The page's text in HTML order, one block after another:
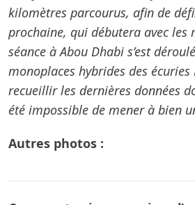
kilomètres parcourus, afin de
prochaine, qui débutera avec les
séance à Abou Dhabi s’est
monoplaces hybrides des
recueillir les dernières données
été impossible de mener à bien
Autres photos :